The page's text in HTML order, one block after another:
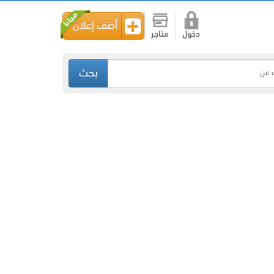
دخول متاجر
أضف إعلان
بحث